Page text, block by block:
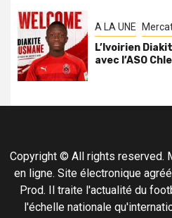
A LA UNE
L’Ivoirien
avec l’ASO
Copyright © All rights reserved.
en ligne. Site électronique
Prod. Il traite l'actualité du
l'échelle nationale